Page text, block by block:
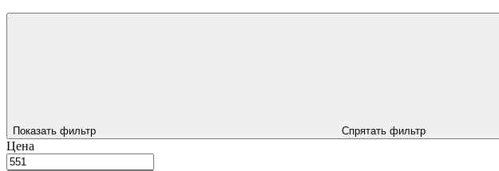
Показать фильтр Спрятать фильтр
Цена